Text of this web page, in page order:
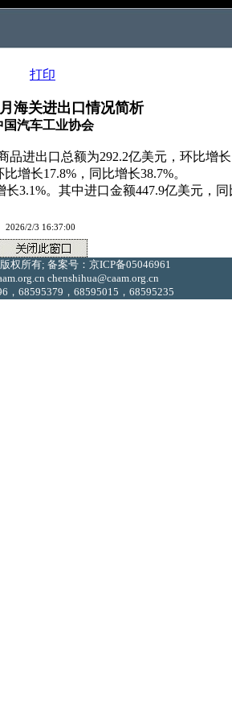
打印
海关进出口情况简析
国汽车工业协会
进出口总额为292.2亿美元，环比增长
增长17.8%，同比增长38.7%。
。其中进口金额447.9亿美元，同
2026/2/3 16:37:00
版权所有; 备案号：京ICP备05046961
chenshihua@caam.org.cn
，68595379，68595015，68595235